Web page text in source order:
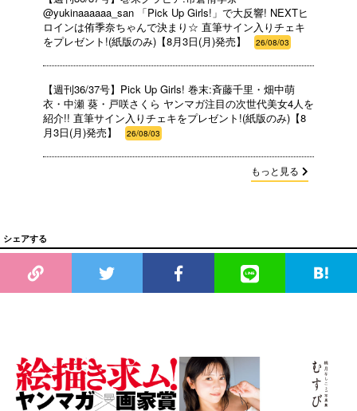
@yukinaaaaaa_san 「Pick Up Girls!」で大反響! NEXTヒ
ロインは侑季奈ちゃんで決まり☆ 直筆サイン入りチェキ
をプレゼント!(紙版のみ)【8月3日(月)発売】
26/08/03
【週刊36/37号】Pick Up Girls! 巻末:斉藤千里・畑中萌
衣・中瀬 葵・戸咲さくら ヤンマガ注目の次世代美女4人を
紹介!! 直筆サイン入りチェキをプレゼント!(紙版のみ)【8
月3日(月)発売】
26/08/03
もっと見る
シェアする